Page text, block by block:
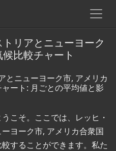
リアとニューヨーク
比較チャート
とニューヨーク市, アメリカ
ート: 月ごとの平均値と影
こそ。ここでは、レッヒ・
ヨーク市, アメリカ合衆国
することができます。私た